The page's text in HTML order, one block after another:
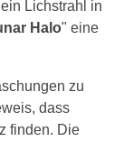
Lichstrahl in
Halo" eine
zu
dass
finden. Die